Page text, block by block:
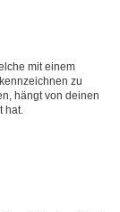
mit einem
zu
hängt von deinen
hat.